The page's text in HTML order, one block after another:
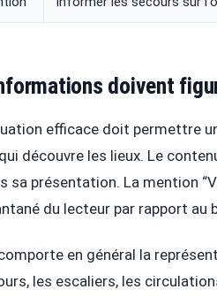
doivent
efficace doit permettre
découvre les lieux. Le
sa présentation. La mention
du lecteur par rapport au
en général la
les escaliers, les